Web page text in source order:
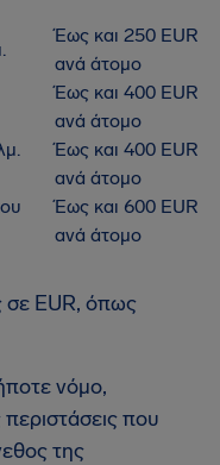
Έως και 250 EUR
ανά άτομο
Έως και 400 EUR
ανά άτομο
Έως και 400 EUR
ανά άτομο
Έως και 600 EUR
ανά άτομο
σε EUR, όπως
νόμο,
περιστάσεις που
της